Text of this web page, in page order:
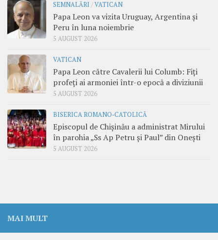
SEMNALĂRI /VATICAN
Papa Leon va vizita Uruguay, Argentina și
Peru în luna noiembrie
5 AUGUST 2026
VATICAN
Papa Leon către Cavalerii lui Columb: Fiți
profeți ai armoniei într-o epocă a diviziunii
5 AUGUST 2026
BISERICA ROMANO-CATOLICĂ
Episcopul de Chișinău a administrat Mirului
în parohia „Ss Ap Petru și Paul” din Onești
5 AUGUST 2026
MAI MULT